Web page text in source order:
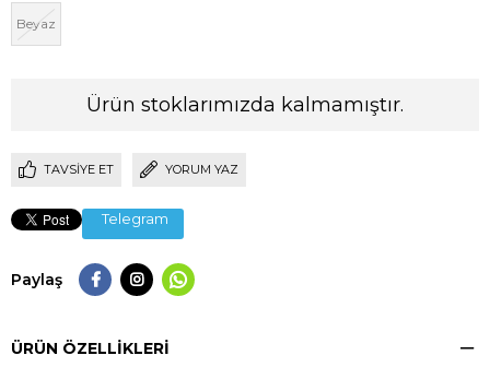
Beyaz
Ürün stoklarımızda kalmamıştır.
TAVSIYE ET YORUM YAZ
Telegram
Paylaş
ÜRÜN ÖZELLIKLERI